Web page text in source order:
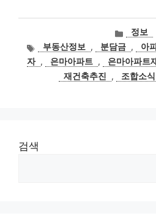
카
고
리
정보
태부동산정보 , 분담금 , 아
자 , 은마아파트 , 은마아파트
재건축추진
, 조합소식
검색